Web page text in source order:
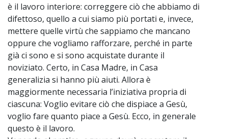
è il lavoro interiore: correggere ciò che abbiamo di
difettoso, quello a cui siamo più portati e, invece,
mettere quelle virtù che sappiamo che mancano
oppure che vogliamo rafforzare, perché in parte
già ci sono e si sono acquistate durante il
noviziato. Certo, in Casa Madre, in Casa
generalizia si hanno più aiuti. Allora è
maggiormente necessaria l’iniziativa propria di
ciascuna: Voglio evitare ciò che dispiace a Gesù,
voglio fare quanto piace a Gesù. Ecco, in generale
questo è il lavoro.